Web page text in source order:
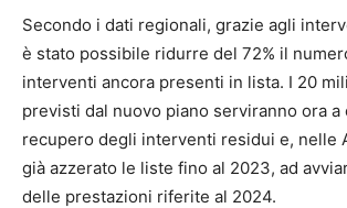
Secondo i dati regionali, grazie agli
è stato possibile ridurre del 72% il
interventi ancora presenti in lista. I 20
previsti dal nuovo piano serviranno ora a
recupero degli interventi residui e, nelle
già azzerato le liste fino al 2023, ad
delle prestazioni riferite al 2024.